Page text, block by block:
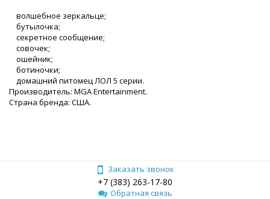
волшебное зеркальце;
бутылочка;
секретное сообщение;
совочек;
ошейник;
ботиночки;
домашний питомец ЛОЛ 5 серии.
Производитель: MGA Entertainment.
Страна бренда: США.
Заказать звонок
+7 (383) 263-17-80
Обратная связь